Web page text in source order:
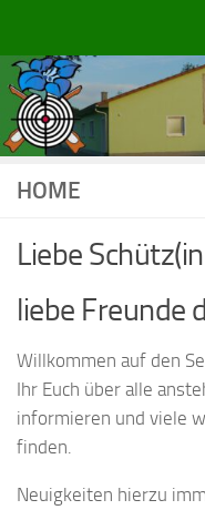
HOME
Liebe
liebe Freunde
Willkommen auf den
Ihr Euch über alle
informieren und viele
finden.
Neuigkeiten hierzu